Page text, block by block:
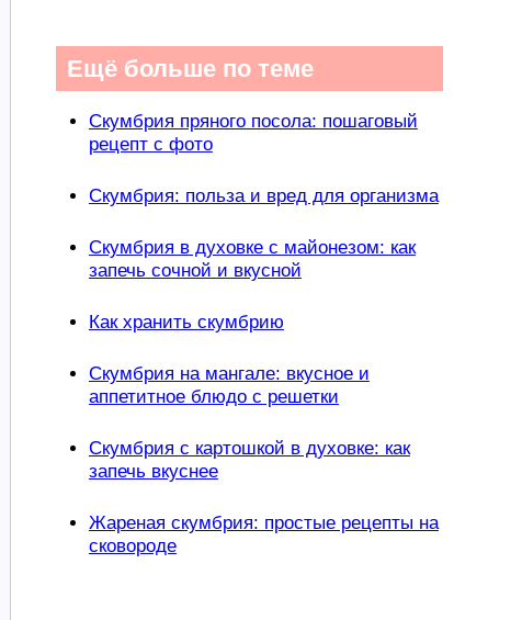
Ещё больше по теме
Скумбрия пряного посола: пошаговый
рецепт с фото
Скумбрия: польза и вред для организма
Скумбрия в духовке с майонезом: как
запечь сочной и вкусной
Как хранить скумбрию
Скумбрия на мангале: вкусное и
аппетитное блюдо с решетки
Скумбрия с картошкой в духовке: как
запечь вкуснее
Жареная скумбрия: простые рецепты на
сковороде